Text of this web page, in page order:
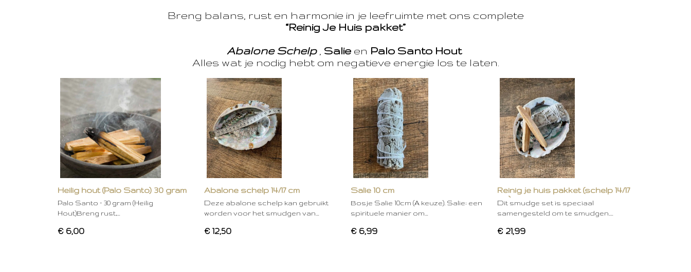
Breng balans, rust en harmonie in je leefruimte met ons complete
“Reinig Je Huis pakket”
Abalone Schelp, Salie en Palo Santo Hout
Alles wat je nodig hebt om negatieve energie los te laten.
Heilig hout (Palo Santo) 30 gram
Palo Santo – 30 gram (Heilig
Hout)Breng rust,…
€ 6,00
Abalone schelp 14/17 cm
Deze abalone schelp kan gebruikt
worden voor het smudgen van…
€ 12,50
Salie 10 cm
Bosje Salie 10cm (A keuze). Salie: een
spirituele manier om…
€ 6,99
Reinig je huis pakket (schelp 14/17
cm)
Dit smudge set is speciaal
samengesteld om te smudgen.…
€ 21,99